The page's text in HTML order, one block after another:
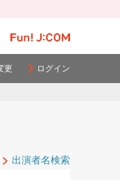
更 ログイン
出演者名検索